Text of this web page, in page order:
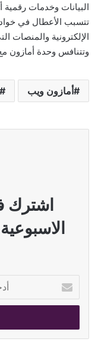
البيانات وخدمات
تتسبب الأعطال في
الإلكترونية والمنصات
وتتنافس وحدة أمازون
أمازون ويب
اشترك
بريدك
الإلكتروني